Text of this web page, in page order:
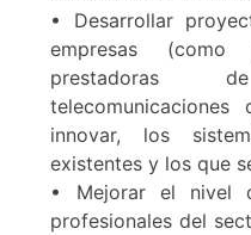
• Desarrollar
empresas
prestadoras
innovar, los
existentes y los que
• Mejorar el nivel
profesionales del